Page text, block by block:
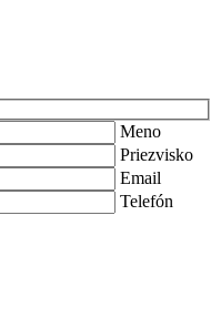
Meno
Priezvisko
Email
Telefón